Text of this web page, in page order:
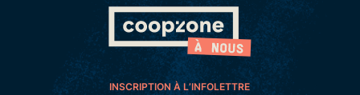
INSCRIPTION À L’INFOLETTRE